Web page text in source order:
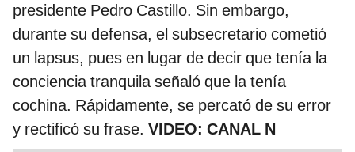
presidente Pedro Castillo. Sin embargo,
durante su defensa, el subsecretario cometió
un lapsus, pues en lugar de decir que tenía la
conciencia tranquila señaló que la tenía
cochina. Rápidamente, se percató de su error
y rectificó su frase. VIDEO: CANAL N